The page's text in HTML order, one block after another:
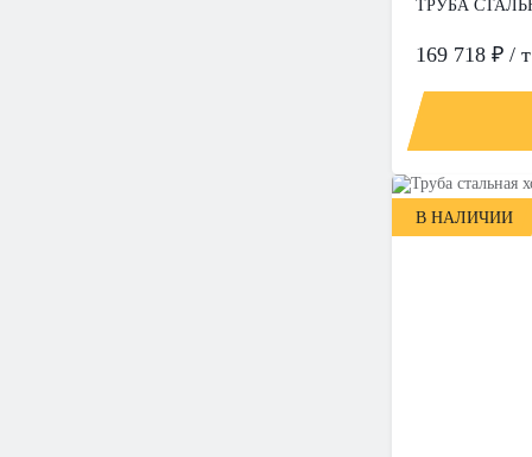
ТРУБА
169 718 ₽ / т
В НАЛИЧИИ